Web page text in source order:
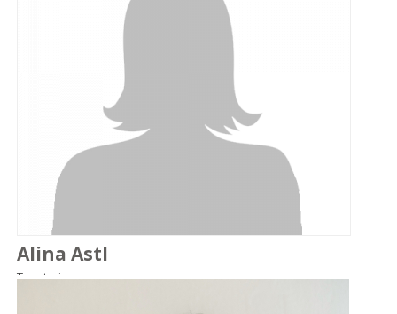
Alina Astl
Tanztrainer